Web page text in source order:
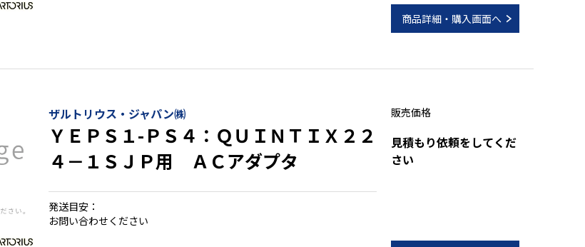
商品詳細・購入画面へ
ザルトリウス・ジャパン㈱
ＹＥＰＳ１-ＰＳ４：ＱＵＩＮＴＩＸ２２
４－１ＳＪＰ用 ＡＣアダプタ
発送目安：
お問い合わせください
販売価格
見積もり依頼をしてくだ
さい